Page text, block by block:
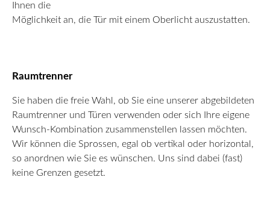
Ihnen die
Möglichkeit an, die Tür mit einem Oberlicht auszustatten.
Raumtrenner
Sie haben die freie Wahl, ob Sie eine unserer abgebildeten
Raumtrenner und Türen verwenden oder sich Ihre eigene
Wunsch-Kombination zusammenstellen lassen möchten.
Wir können die Sprossen, egal ob vertikal oder horizontal,
so anordnen wie Sie es wünschen. Uns sind dabei (fast)
keine Grenzen gesetzt.